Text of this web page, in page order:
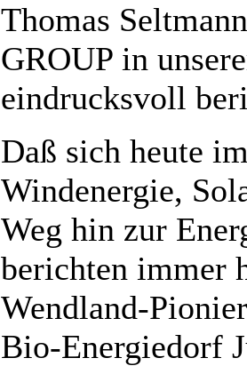
Thomas
GROUP in
eindrucksvoll
Daß sich heute
Windenergie,
Weg hin zur
berichten immer
Wendland-
Bio-Energiedorf